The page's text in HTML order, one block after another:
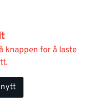
knappen for å laste
nytt